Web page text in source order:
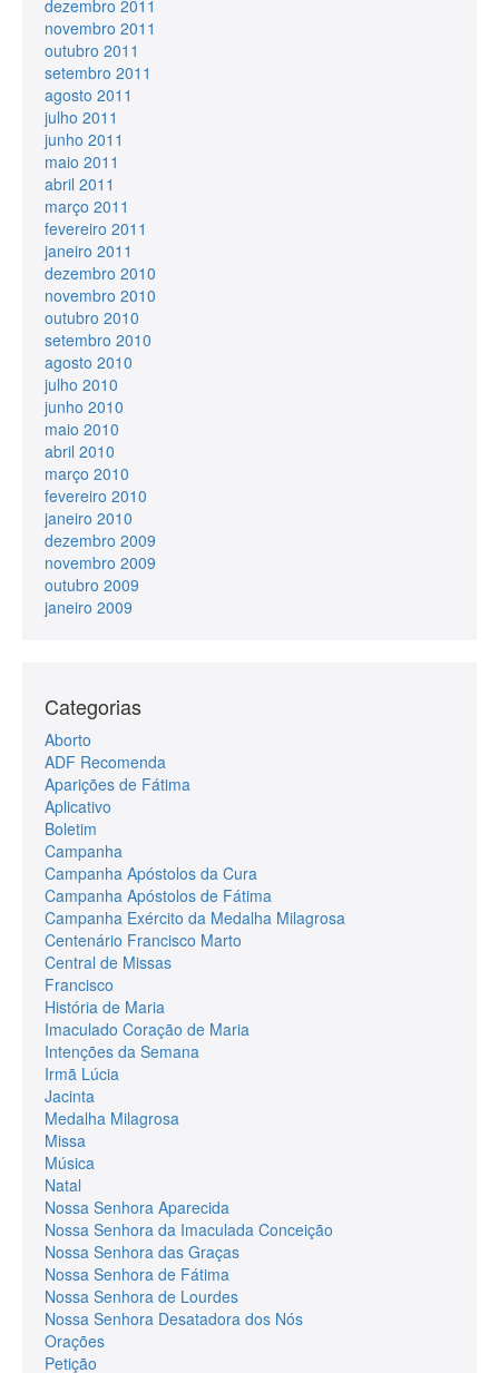
dezembro 2011
novembro 2011
outubro 2011
setembro 2011
agosto 2011
julho 2011
junho 2011
maio 2011
abril 2011
março 2011
fevereiro 2011
janeiro 2011
dezembro 2010
novembro 2010
outubro 2010
setembro 2010
agosto 2010
julho 2010
junho 2010
maio 2010
abril 2010
março 2010
fevereiro 2010
janeiro 2010
dezembro 2009
novembro 2009
outubro 2009
janeiro 2009
Categorias
Aborto
ADF Recomenda
Aparições de Fátima
Aplicativo
Boletim
Campanha
Campanha Apóstolos da Cura
Campanha Apóstolos de Fátima
Campanha Exército da Medalha Milagrosa
Centenário Francisco Marto
Central de Missas
Francisco
História de Maria
Imaculado Coração de Maria
Intenções da Semana
Irmã Lúcia
Jacinta
Medalha Milagrosa
Missa
Música
Natal
Nossa Senhora Aparecida
Nossa Senhora da Imaculada Conceição
Nossa Senhora das Graças
Nossa Senhora de Fátima
Nossa Senhora de Lourdes
Nossa Senhora Desatadora dos Nós
Orações
Petição